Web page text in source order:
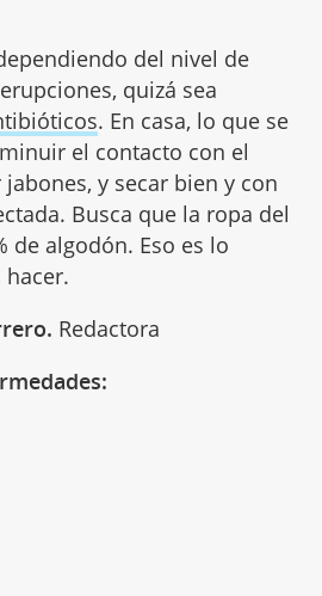
del nivel de
quizá sea
. En casa, lo que se
el contacto con el
y secar bien y con
Busca que la ropa del
de algodón. Eso es lo
Redactora